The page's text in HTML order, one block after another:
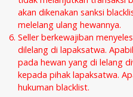
akan dikenakan sanksi
melelang ulang hewannya.
Seller berkewajiban
dilelang di lapaksatwa.
pada hewan yang di lelang
kepada pihak lapaksatwa.
hukuman blacklist.